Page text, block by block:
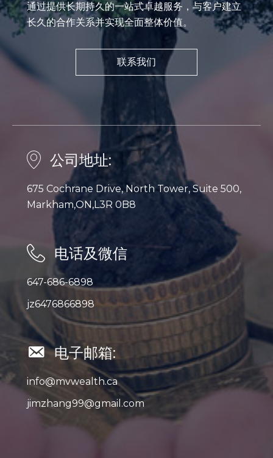
通过提供长期持久的一站式卓越服务，与客户建立
长久的合作关系并实现全面整体价值。
联系我们
公司地址:
675 Cochrane Drive, North Tower, Suite 500,
Markham,ON,L3R 0B8
电话及微信
647-686-6898
jz6476866898
电子邮箱:
info@mvwealth.ca
jimzhang99@gmail.com